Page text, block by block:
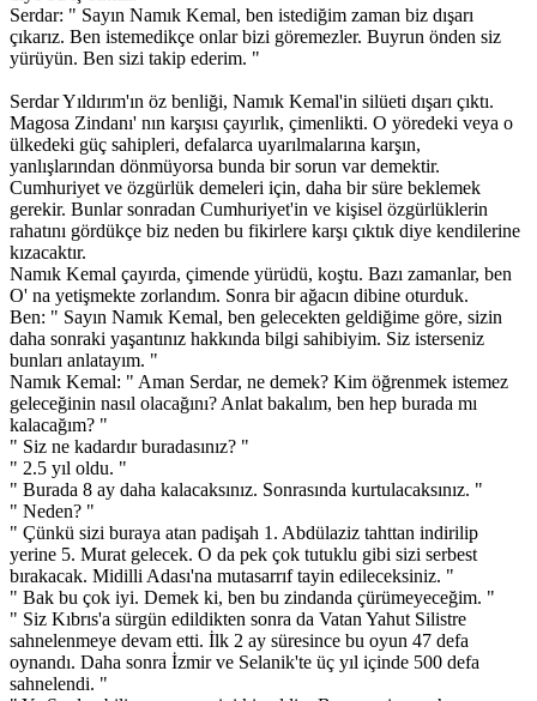
Serdar: " Sayın Namık Kemal, ben istediğim zaman biz dışarı
çıkarız. Ben istemedikçe onlar bizi göremezler. Buyrun önden siz
yürüyün. Ben sizi takip ederim. "
Serdar Yıldırım'ın öz benliği, Namık Kemal'in silüeti dışarı çıktı.
Magosa Zindanı' nın karşısı çayırlık, çimenlikti. O yöredeki veya o
ülkedeki güç sahipleri, defalarca uyarılmalarına karşın,
yanlışlarından dönmüyorsa bunda bir sorun var demektir.
Cumhuriyet ve özgürlük demeleri için, daha bir süre beklemek
gerekir. Bunlar sonradan Cumhuriyet'in ve kişisel özgürlüklerin
rahatını gördükçe biz neden bu fikirlere karşı çıktık diye kendilerine
kızacaktır.
Namık Kemal çayırda, çimende yürüdü, koştu. Bazı zamanlar, ben
O' na yetişmekte zorlandım. Sonra bir ağacın dibine oturduk.
Ben: " Sayın Namık Kemal, ben gelecekten geldiğime göre, sizin
daha sonraki yaşantınız hakkında bilgi sahibiyim. Siz isterseniz
bunları anlatayım. "
Namık Kemal: " Aman Serdar, ne demek? Kim öğrenmek istemez
geleceğinin nasıl olacağını? Anlat bakalım, ben hep burada mı
kalacağım? "
" Siz ne kadardır buradasınız? "
" 2.5 yıl oldu. "
" Burada 8 ay daha kalacaksınız. Sonrasında kurtulacaksınız. "
" Neden? "
" Çünkü sizi buraya atan padişah 1. Abdülaziz tahttan indirilip
yerine 5. Murat gelecek. O da pek çok tutuklu gibi sizi serbest
bırakacak. Midilli Adası'na mutasarrıf tayin edileceksiniz. "
" Bak bu çok iyi. Demek ki, ben bu zindanda çürümeyeceğim. "
" Siz Kıbrıs'a sürgün edildikten sonra da Vatan Yahut Silistre
sahnelenmeye devam etti. İlk 2 ay süresince bu oyun 47 defa
oynandı. Daha sonra İzmir ve Selanik'te üç yıl içinde 500 defa
sahnelendi. "